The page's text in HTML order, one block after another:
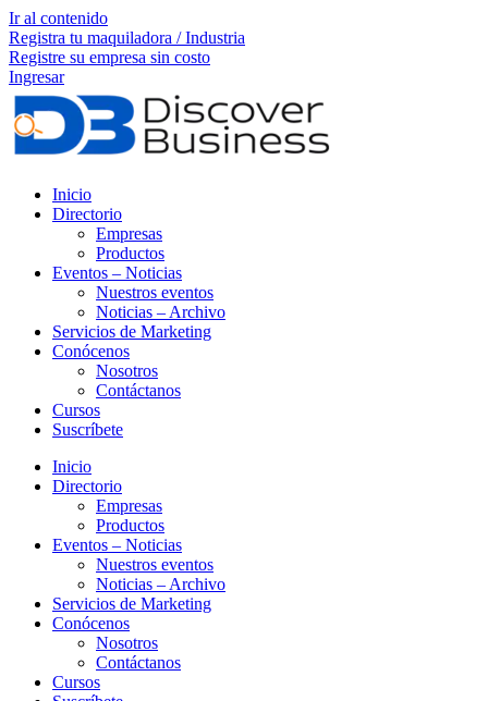
Ir al contenido
Registra tu maquiladora / Industria
Registre su empresa sin costo
Ingresar
Inicio
Directorio
Empresas
Productos
Eventos – Noticias
Nuestros eventos
Noticias – Archivo
Servicios de Marketing
Conócenos
Nosotros
Contáctanos
Cursos
Suscríbete
Inicio
Directorio
Empresas
Productos
Eventos – Noticias
Nuestros eventos
Noticias – Archivo
Servicios de Marketing
Conócenos
Nosotros
Contáctanos
Cursos